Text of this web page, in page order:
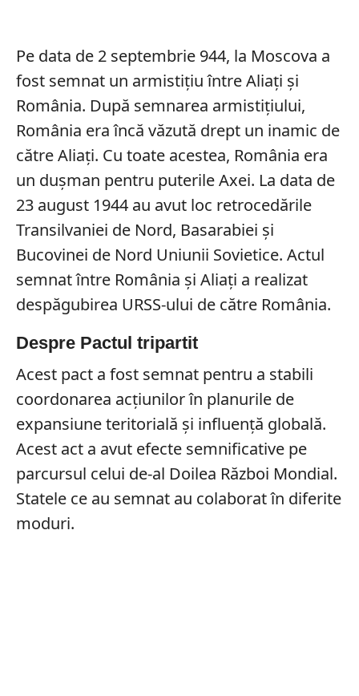
Pe data de 2 septembrie 944, la Moscova a
fost semnat un armistițiu între Aliați și
România. După semnarea armistițiului,
România era încă văzută drept un inamic de
către Aliați. Cu toate acestea, România era
un dușman pentru puterile Axei. La data de
23 august 1944 au avut loc retrocedările
Transilvaniei de Nord, Basarabiei și
Bucovinei de Nord Uniunii Sovietice. Actul
semnat între România și Aliați a realizat
despăgubirea URSS-ului de către România.
Despre Pactul tripartit
Acest pact a fost semnat pentru a stabili
coordonarea acțiunilor în planurile de
expansiune teritorială și influență globală.
Acest act a avut efecte semnificative pe
parcursul celui de-al Doilea Război Mondial.
Statele ce au semnat au colaborat în diferite
moduri.